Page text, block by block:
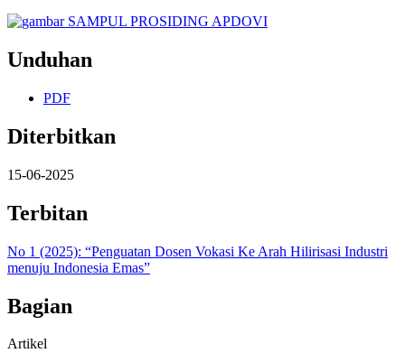
Unduhan
PDF
Diterbitkan
15-06-2025
Terbitan
No 1 (2025): “Penguatan Dosen Vokasi Ke Arah Hilirisasi Industri
menuju Indonesia Emas”
Bagian
Artikel